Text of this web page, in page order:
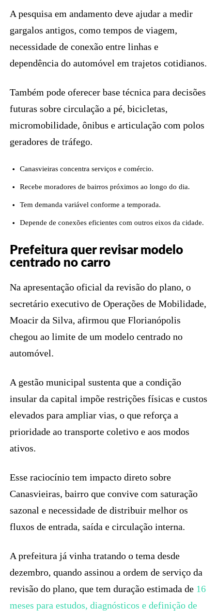
A pesquisa em andamento deve ajudar a medir
gargalos antigos, como tempos de viagem,
necessidade de conexão entre linhas e
dependência do automóvel em trajetos cotidianos.
Também pode oferecer base técnica para decisões
futuras sobre circulação a pé, bicicletas,
micromobilidade, ônibus e articulação com polos
geradores de tráfego.
Canasvieiras concentra serviços e comércio.
Recebe moradores de bairros próximos ao longo do dia.
Tem demanda variável conforme a temporada.
Depende de conexões eficientes com outros eixos da cidade.
Prefeitura quer revisar modelo
centrado no carro
Na apresentação oficial da revisão do plano, o
secretário executivo de Operações de Mobilidade,
Moacir da Silva, afirmou que Florianópolis
chegou ao limite de um modelo centrado no
automóvel.
A gestão municipal sustenta que a condição
insular da capital impõe restrições físicas e custos
elevados para ampliar vias, o que reforça a
prioridade ao transporte coletivo e aos modos
ativos.
Esse raciocínio tem impacto direto sobre
Canasvieiras, bairro que convive com saturação
sazonal e necessidade de distribuir melhor os
fluxos de entrada, saída e circulação interna.
A prefeitura já vinha tratando o tema desde
dezembro, quando assinou a ordem de serviço da
revisão do plano, que tem duração estimada de 16
meses para estudos, diagnósticos e definição de